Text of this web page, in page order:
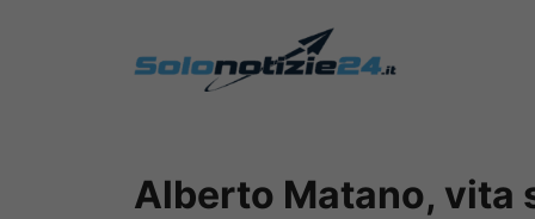
Alberto Matano, vita